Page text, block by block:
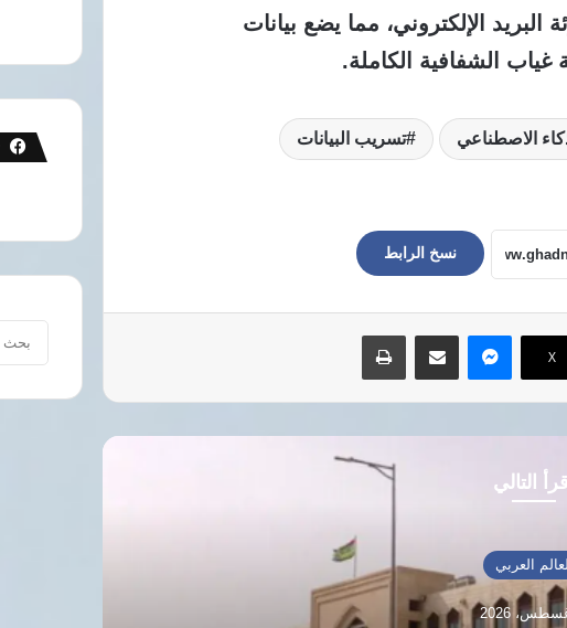
البريد الإلكتروني، مما يضع بيانات
الشفافية الكاملة.
الاصطناعي تسريب البيانات
نسخ الرابط
‫X
ماسنجر مشاركة عبر البريد طباعة
أقرأ التالي
العربي